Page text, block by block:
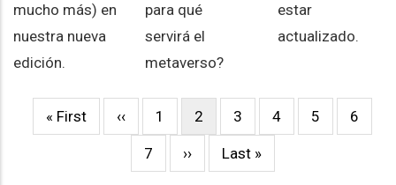
mucho más) en
nuestra nueva
edición.
para qué
servirá el
metaverso?
estar
actualizado.
Pagination
First
« First
Previous
‹‹ Page
1
Current
2 Page
3 Page
4 Page
5 Page
6
Page
7
Next
››
Last
Last »